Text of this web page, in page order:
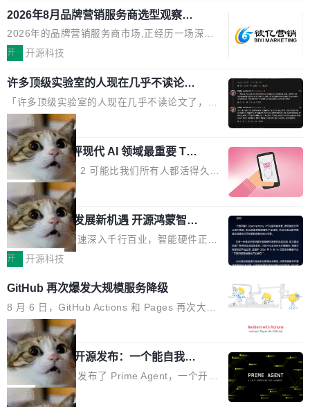
想快速了解背景 解释 让 AI 解释选中文本 读到
费解...
要。但用久了你会发现，它们本质上都是同一类
东西：一个带网页上下文的聊天框。 它们能读取
页面的文本，然后把文本丢给大模型，再返回一
段回答。仅此而已。 这当然有用，但总觉得差点
意思。比如我在一个后台管理系统里，需要填50
个表单字段，每个字段还有联动逻辑；比如我
想...
电源专为发烧级DIY主机与本地AI算力平台打
造，整机长度仅16厘米，提供1600W额定功率
与80PLUS钛金能效；支持ATX 3.1与PCIe 5.1
实时LCD监控屏，可充分满足当下高阶PC主机
的严苛使用需求。 澎湃功率，紧凑机身 钛金雕1
600PG5 AI TOP具备强悍输出功率，同时实现
机身尺寸大幅精简。整机长度仅16厘米，属于同
功率段机身尺寸十分紧凑的1600W电源产品。小
巧机身有效提升市面主流标准A...
2026年8月品牌营销服务商选型观察：
从流量思维到品牌资产思维的范式转移
2026年的品牌营销服务商市场,正经历一场深刻
的价值重构。全球全案品牌代理机构市场从2025
复合增长率达5.44%,预计2032年将突破120亿美
元。数字广告与公共关系相关服务市场更是从20
25年的8463亿美元扩张至2026年的8763亿美
元。数字的背后是一个清晰的事实——品牌对专
业化营销服务的需求从未如此迫切。 但市场扩容
的同时,服务商的竞争逻辑正在改变。2026年Top
Agency年度合辑的观察指出,“产品”这个离消费
者最近的载体,在整个品牌营销层面的权重显著变
高了。全域营销服务商的竞争正在从规模转向深
度,案例厚度、全域覆盖、多线协同...
开 开源科技
许多顶级实验室的人现在几乎不读论文
了
「许多顶级实验室的人现在几乎不读论文了，而
且他们认为 ICLR/ICML/NeurIPS 充斥着大量过
度宣传和欺诈。」 OpenAI 研究员 Keller Jorda
n 这条推文引发了广泛讨论。他不是在说风凉
话，他是说出了一个圈内人尽皆知但很少公开捅
破的事实。 Jordan 随后补充了一句软化声明：
「我不认为这些会议上大部分论文都在过度宣传
或造假。问题是，作为读者，如果你筛选出那些
看起来最令人兴奋的论文，那它们大部分都是过
度宣传的。」 这才是真正的痛点。不是所有论文
都有问题，是最吸引眼球的那批论文最有问题。
他引用的帖子来自 Mathew Shen，一位 ICLR 2
026 的读者：「看了篇 ...
局
xAI 前工程师评现代 AI 领域最重要 Top
3 开源项目
Flash Attention 2 可能比我们所有人都活得久。
这句话不是来自某个技术博客，而是出自 Hieu
Pham 的一条推文。Hieu Pham 是谁？他是 xAI
的早期工程师之一，在 Grok 训练基础设施团队
工作过。近日他在 X 上发了一条帖子，列出了他
认为现代 AI 领域最重要的三个开源项目。 第一
理由很具体。FA 系列不需要解释，但 FA2 是他
认为最重要的一个——复杂度恰到好处，刚好能
驱动你去学 CuTe，但还没被那些"邪恶的" Hopp
er++ 优化所淹没，足够容易修改和适配。 更关
键的是 FA2 的持久性...
局
共商智能硬件发展新机遇 开源鸿蒙智能
硬件开发者日杭州站即将举行
随着万物智联加速深入千行百业，智能硬件正从
单点设备迈向智能化、网联化、协同化发展。作
鸿蒙通过统一技术底座和分布式能力，为不同类
型智能设备的开发、连接与互联提供关键支撑，
也为产业链企业探索产品创新与商业增长打开新
的空间。 8月14日，开源鸿蒙智能硬件开发者日
（OHDD：OpenHarmony Hardware Develope
r Day）将在杭州启航。活动面向智能硬件产业
链企业和开发者，邀请行业专家与资深技术顾
开 开源科技
GitHub 再次爆发大规模服务降级
8 月 6 日，GitHub Actions 和 Pages 再次大规
模服务降级，Actions 完全不可用超过 5 小时，
webhook 停发，连自托管 runner 也因调度层故
障无法工作。Pages、Copilot code review、C
opilot coding agent 全部受影响。从检测到完全
恢复，大约 12 小时。 这是 2026 年 8 月的第六
局
Prime Agent 开源发布：一个能自我改
进的编程 Agent，ARC-AGI 3 超越人类
专家基线
Prime Intellect 发布了 Prime Agent，一个开源
的编程 Agent Harness，核心设计围绕两个抽
局